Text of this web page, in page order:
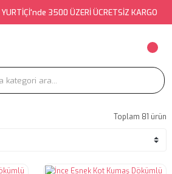
3500 ÜZERİ ÜCRETSİZ KARGO
Toplam 81 ürün